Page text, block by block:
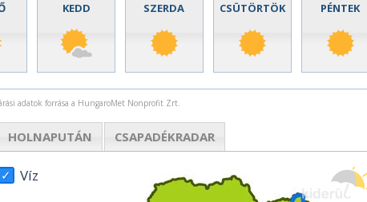
KEDD SZERDA CSÜTÖRTÖK PÉNTEK
adatok forrása a HungaroMet Nonprofit Zrt.
HOLNAPUTÁN CSAPADÉKRADAR
Víz